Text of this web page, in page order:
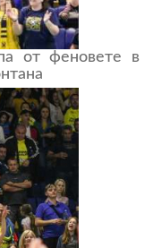
от феновете в